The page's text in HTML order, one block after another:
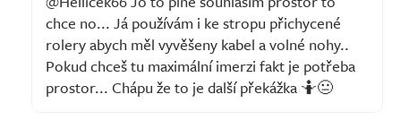
chce no... Já používám i ke stropu přichycené
rolery abych měl vyvěšeny kabel a volné nohy..
Pokud chceš tu maximální imerzi fakt je potřeba
prostor... Chápu že to je další překážka 🤷😐